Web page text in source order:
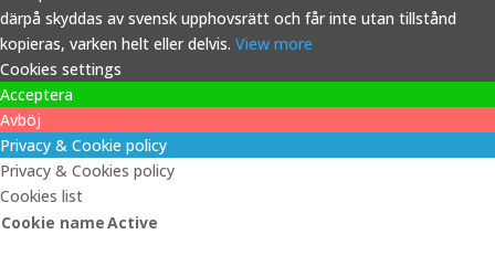
därpå skyddas av svensk upphovsrätt och får inte utan tillstånd
kopieras, varken helt eller delvis. View more
Cookies settings
Acceptera
Avböj
Privacy & Cookie policy
Privacy & Cookies policy
Cookies list
Cookie nameActive